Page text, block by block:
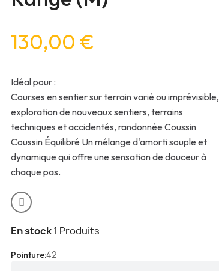
130,00 €
Idéal pour :
Courses en sentier sur terrain varié ou imprévisible,
exploration de nouveaux sentiers, terrains
techniques et accidentés, randonnée Coussin
Coussin Équilibré Un mélange d'amorti souple et
dynamique qui offre une sensation de douceur à
chaque pas.
En stock1 Produits
Pointure42